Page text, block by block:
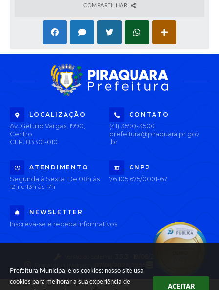
Prefeitura Municipal e os cookies: nosso site usa
cookies para melhorar a sua experiência de
ACEITAR
COMPARTILHAR
LOCALIZAÇÃO
Av. Getúlio Vargas, 1990,
Centro
CEP: 83301-010
CONTATO
(41) 3590-3500
prefeitura@piraquara.pr.gov
.br
ATENDIMENTO
Segunda à Sexta: De 08h às
12h e 13h às 17h
CNPJ
76.105.675/0001-67
NEWSLETTER
Inscreva-se e receba informativos